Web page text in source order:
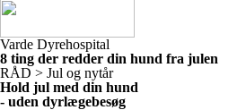
Varde Dyrehospital
8 ting der redder din hund fra julen
RÅD > Jul og nytår
Hold jul med din hund
- uden dyrlægebesøg